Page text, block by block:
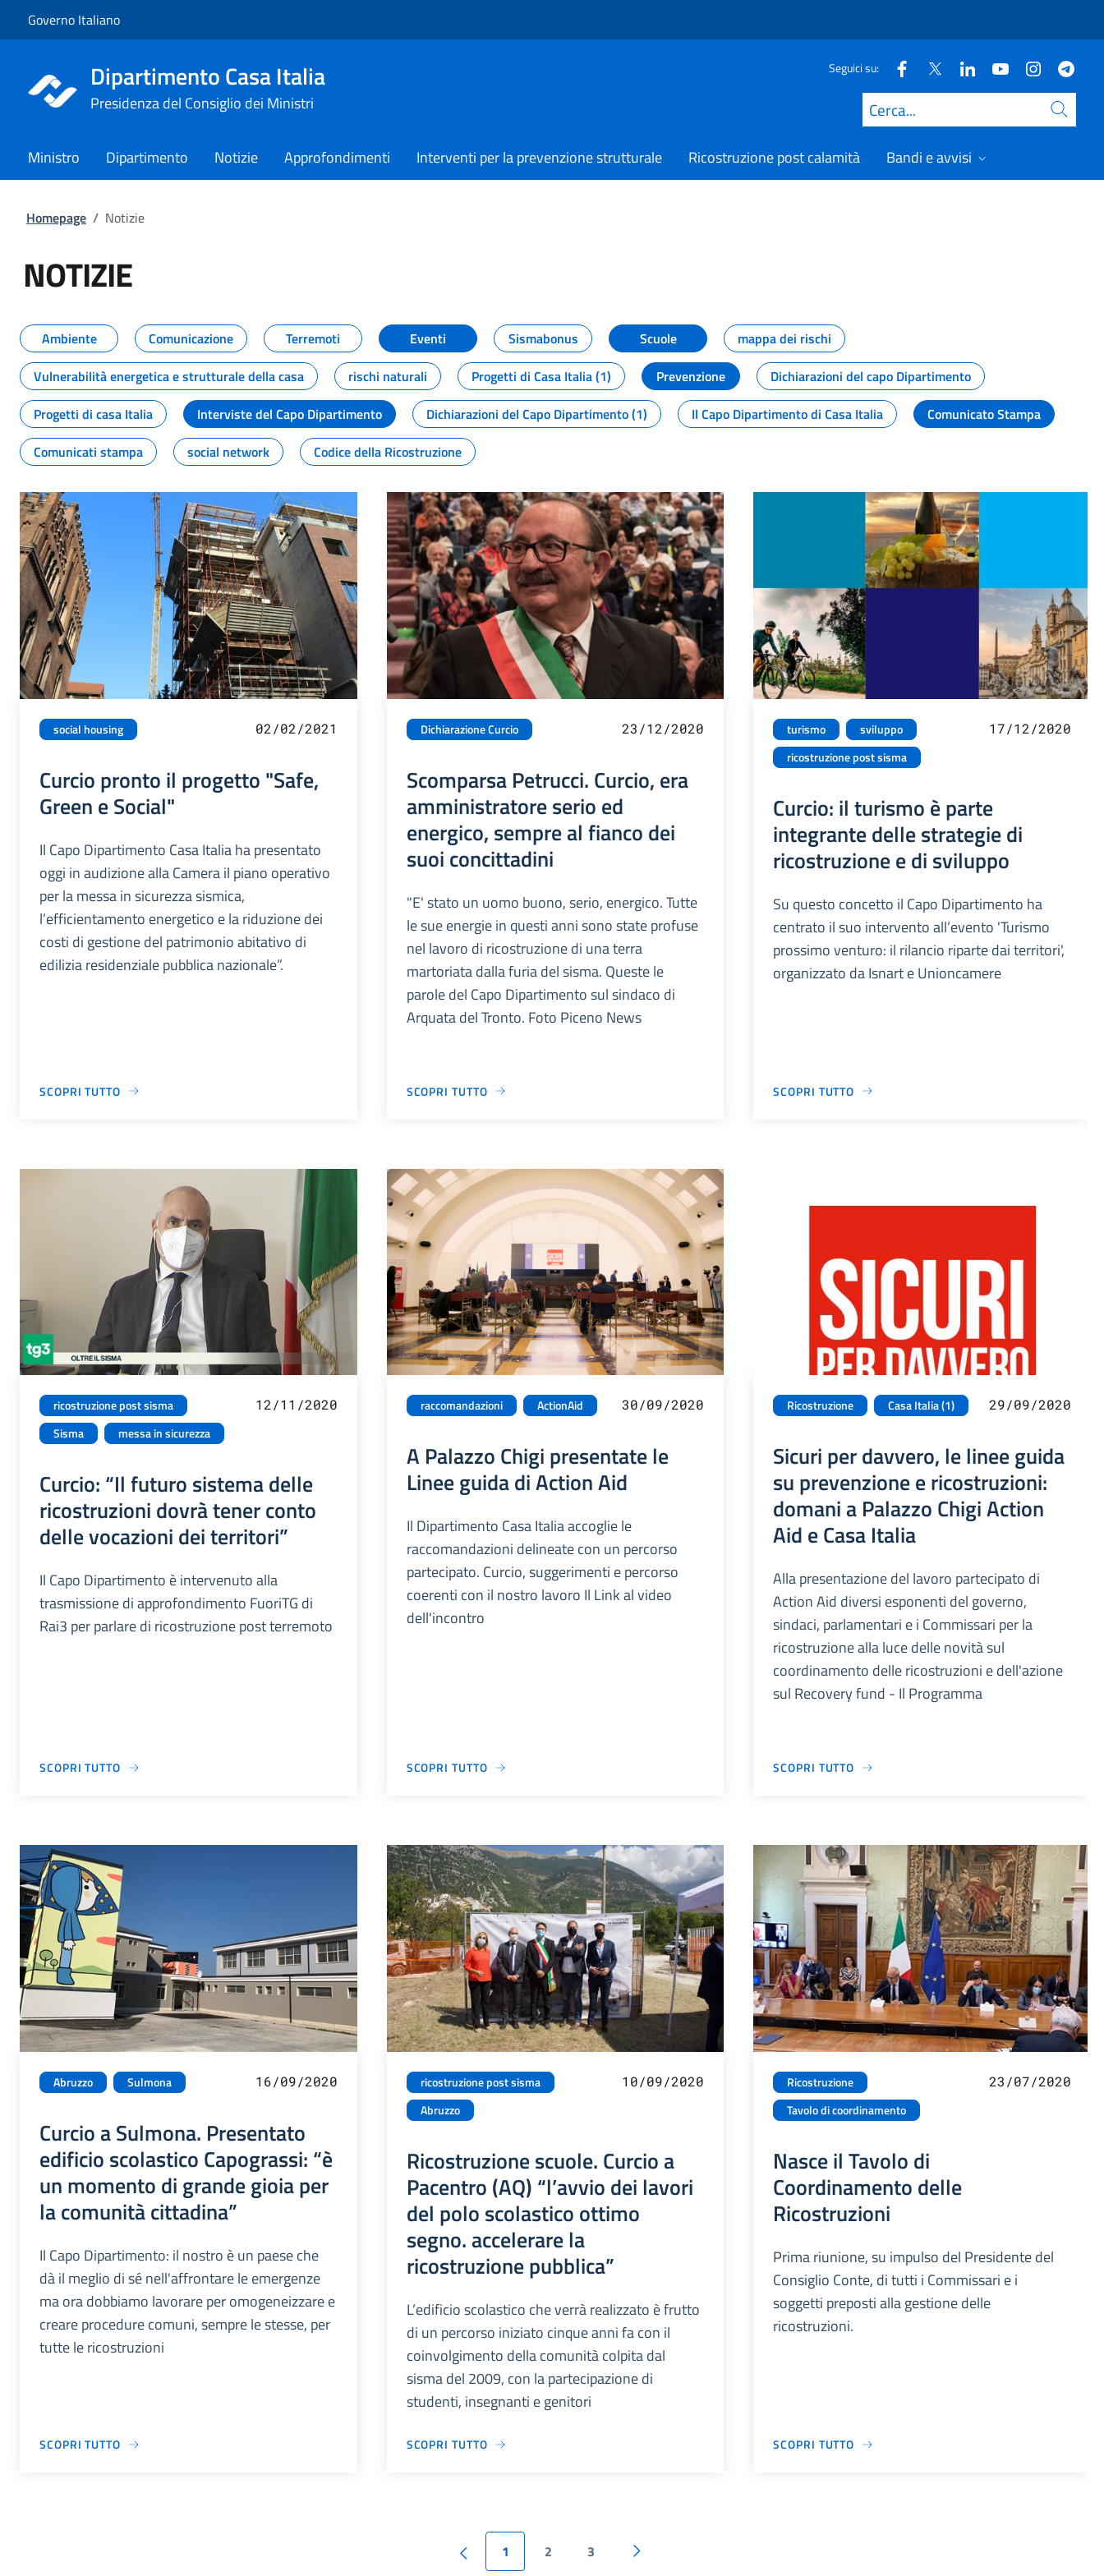
Governo Italiano
Dipartimento Casa Italia
Presidenza del Consiglio dei Ministri
Seguici su:
Cerca
Ministro Dipartimento Notizie Approfondimenti Interventi per la prevenzione strutturale Ricostruzione post calamità Bandi e avvisi
Homepage / Notizie
NOTIZIE
Tutti i contenuti della pagina NOTIZIE
Ambiente Comunicazione Terremoti Eventi Sismabonus Scuole
mappa dei rischi
Vulnerabilità energetica e strutturale della casa
rischi naturali Progetti di Casa Italia (1) Prevenzione
Dichiarazioni del capo Dipartimento
Progetti di casa Italia
Interviste del Capo Dipartimento Dichiarazioni del Capo Dipartimento (1) Il Capo Dipartimento di Casa Italia
Comunicato Stampa
Comunicati stampa
social network Codice della Ricostruzione
social housing 02/02/2021
Curcio pronto il progetto "Safe,
Green e Social"
Il Capo Dipartimento Casa Italia ha presentato
oggi in audizione alla Camera il piano operativo
per la messa in sicurezza sismica,
l’efficientamento energetico e la riduzione dei
costi di gestione del patrimonio abitativo di
edilizia residenziale pubblica nazionale”.
SCOPRI TUTTO
Dichiarazione Curcio 23/12/2020
Scomparsa Petrucci. Curcio, era
amministratore serio ed
energico, sempre al fianco dei
suoi concittadini
"E' stato un uomo buono, serio, energico. Tutte
le sue energie in questi anni sono state profuse
nel lavoro di ricostruzione di una terra
martoriata dalla furia del sisma. Queste le
parole del Capo Dipartimento sul sindaco di
Arquata del Tronto. Foto Piceno News
SCOPRI TUTTO
turismo
sviluppo
ricostruzione post sisma
17/12/2020
Curcio: il turismo è parte
integrante delle strategie di
ricostruzione e di sviluppo
Su questo concetto il Capo Dipartimento ha
centrato il suo intervento all’evento 'Turismo
prossimo venturo: il rilancio riparte dai territori',
organizzato da Isnart e Unioncamere
SCOPRI TUTTO
ricostruzione post sisma
Sisma
messa in sicurezza
12/11/2020
Curcio: “Il futuro sistema delle
ricostruzioni dovrà tener conto
delle vocazioni dei territori”
Il Capo Dipartimento è intervenuto alla
trasmissione di approfondimento FuoriTG di
Rai3 per parlare di ricostruzione post terremoto
SCOPRI TUTTO
raccomandazioni ActionAid 30/09/2020
A Palazzo Chigi presentate le
Linee guida di Action Aid
Il Dipartimento Casa Italia accoglie le
raccomandazioni delineate con un percorso
partecipato. Curcio, suggerimenti e percorso
coerenti con il nostro lavoro Il Link al video
dell'incontro
SCOPRI TUTTO
Ricostruzione Casa Italia (1) 29/09/2020
Sicuri per davvero, le linee guida
su prevenzione e ricostruzioni:
domani a Palazzo Chigi Action
Aid e Casa Italia
Alla presentazione del lavoro partecipato di
Action Aid diversi esponenti del governo,
sindaci, parlamentari e i Commissari per la
ricostruzione alla luce delle novità sul
coordinamento delle ricostruzioni e dell'azione
sul Recovery fund - Il Programma
SCOPRI TUTTO
Abruzzo Sulmona 16/09/2020
Curcio a Sulmona. Presentato
edificio scolastico Capograssi: “è
un momento di grande gioia per
la comunità cittadina”
Il Capo Dipartimento: il nostro è un paese che
dà il meglio di sé nell'affrontare le emergenze
ma ora dobbiamo lavorare per omogeneizzare e
creare procedure comuni, sempre le stesse, per
tutte le ricostruzioni
SCOPRI TUTTO
ricostruzione post sisma
Abruzzo
10/09/2020
Ricostruzione scuole. Curcio a
Pacentro (AQ) “l’avvio dei lavori
del polo scolastico ottimo
segno. accelerare la
ricostruzione pubblica”
L’edificio scolastico che verrà realizzato è frutto
di un percorso iniziato cinque anni fa con il
coinvolgimento della comunità colpita dal
sisma del 2009, con la partecipazione di
studenti, insegnanti e genitori
SCOPRI TUTTO
Ricostruzione
Tavolo di coordinamento
23/07/2020
Nasce il Tavolo di
Coordinamento delle
Ricostruzioni
Prima riunione, su impulso del Presidente del
Consiglio Conte, di tutti i Commissari e i
soggetti preposti alla gestione delle
ricostruzioni.
SCOPRI TUTTO
1 2 3